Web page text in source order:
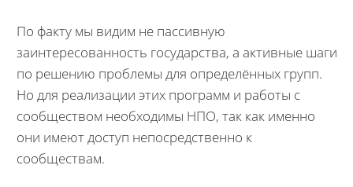
По факту мы видим не пассивную
заинтересованность государства, а активные шаги
по решению проблемы для определённых групп.
Но для реализации этих программ и работы с
сообществом необходимы НПО, так как именно
они имеют доступ непосредственно к
сообществам.